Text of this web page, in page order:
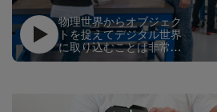
物理世界からオブジェク
トを捉えてデジタル世界
に取り込むことは非常に
重要なノウハウで、エン